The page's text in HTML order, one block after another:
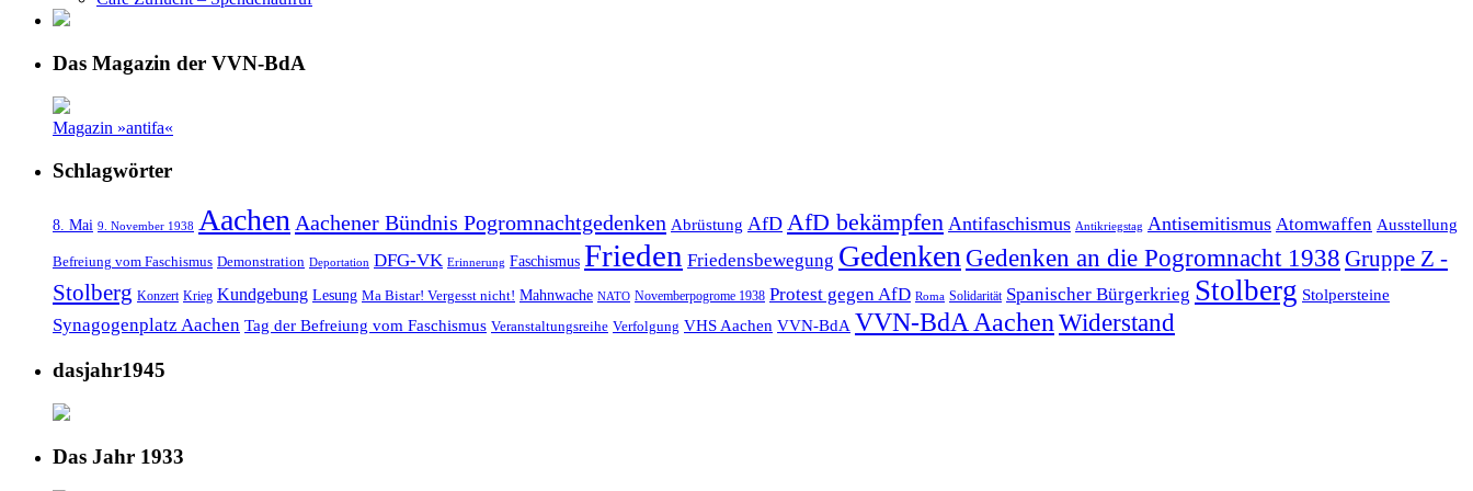
Das Magazin der VVN-BdA
Magazin »antifa«
Schlagwörter
8. Mai 9. November 1938 Aachen Aachener Bündnis Pogromnachtgedenken Abrüstung AfD AfD bekämpfen Antifaschismus Antikriegstag Antisemitismus Atomwaffen Ausstellung
Befreiung vom Faschismus Demonstration Deportation DFG-VK Erinnerung Faschismus Frieden Friedensbewegung Gedenken Gedenken an die Pogromnacht 1938 Gruppe Z -
Stolberg Konzert Krieg Kundgebung Lesung Ma Bistar! Vergesst nicht! Mahnwache NATO Novemberpogrome 1938 Protest gegen AfD Roma Solidarität Spanischer Bürgerkrieg Stolberg Stolpersteine
Synagogenplatz Aachen Tag der Befreiung vom Faschismus Veranstaltungsreihe Verfolgung VHS Aachen VVN-BdA VVN-BdA AachenWiderstand
dasjahr1945
Das Jahr 1933